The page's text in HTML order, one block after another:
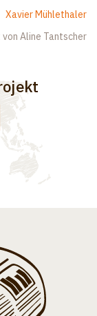
Xavier Mühlethaler
Aline Tantscher